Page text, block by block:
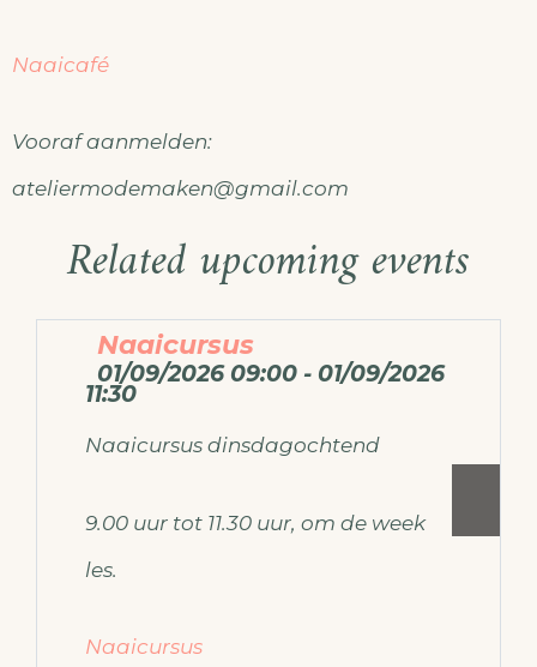
Naaicafé
Vooraf aanmelden:
ateliermodemaken@gmail.com
Related upcoming events
Naaicursus
01/09/2026 09:00 - 01/09/2026
11:30
Naaicursus dinsdagochtend
9.00 uur tot 11.30 uur, om de week
les.
Naaicursus